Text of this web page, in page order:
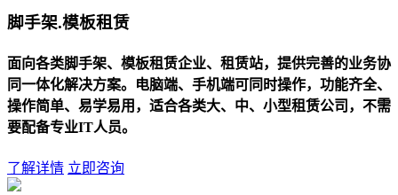
脚手架.模板租赁
面向各类脚手架、模板租赁企业、租赁站，提供完善的业务协
同一体化解决方案。电脑端、手机端可同时操作，功能齐全、
操作简单、易学易用，适合各类大、中、小型租赁公司，不需
要配备专业IT人员。
了解详情 立即咨询